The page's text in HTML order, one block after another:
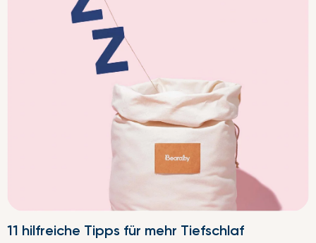
11 hilfreiche Tipps für mehr Tiefschlaf